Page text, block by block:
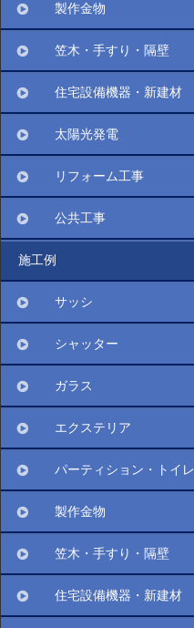
製作金物
笠木・手すり・隔壁
住宅設備機器・新建材
太陽光発電
リフォーム工事
公共工事
施工例
サッシ
シャッター
ガラス
エクステリア
パーティション・トイレ
製作金物
笠木・手すり・隔壁
住宅設備機器・新建材